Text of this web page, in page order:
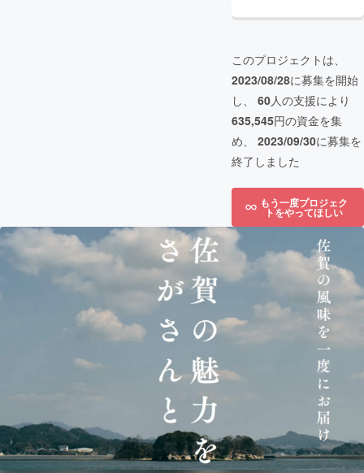
このプロジェクトは、
2023/08/28に募集を開始
し、 60人の支援により
635,545円の資金を集
め、 2023/09/30に募集を
終了しました
もう一度プロジェク
トをやってほしい